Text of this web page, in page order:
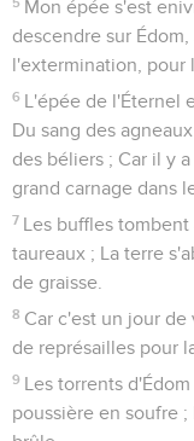
Rabschaké leur dit
roi, le roi d'Assyrie :
Je te le dis, ce ne
la guerre de la
placé ta confiance,
s'appuie dessus : tel
ceux qui se confient
Peut-être me
nous nous confions.
disparaître les hauts
Jérusalem : Vous